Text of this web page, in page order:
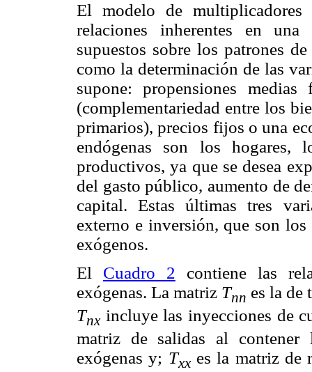
El modelo de
relaciones inherentes en
supuestos sobre los patrones
como la determinación de las
supone: propensiones
(complementariedad entre los
primarios), precios fijos o una
endógenas son los hogares,
productivos, ya que se desea
del gasto público, aumento de
capital. Estas últimas tres
externo e inversión, que son
exógenos.
El Cuadro 2 contiene las
exógenas. La matriz Tnn es la de
Tnx incluye las inyecciones de
matriz de salidas al contener
exógenas y; Txx es la matriz de